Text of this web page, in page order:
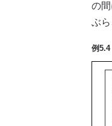
の
ぶら
例5.4